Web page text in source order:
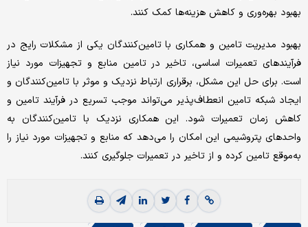
بهبود بهره‌‌‌وری و کاهش هزینه‌‌‌ها کمک کنند.
بهبود مدیریت تامین و همکاری با تامین‌‌‌کنندگان یکی از مشکلات رایج در
فرآیندهای تعمیرات اساسی، تاخیر در تامین منابع و تجهیزات مورد نیاز
است. برای حل این مشکل، برقراری ارتباط نزدیک و موثر با تامین‌‌‌کنندگان و
ایجاد شبکه تامین انعطاف‌‌‌پذیر می‌تواند موجب تسریع در فرآیند تامین و
کاهش زمان تعمیرات شود. این همکاری نزدیک با تامین‌‌‌کنندگان به
واحدهای پتروشیمی این امکان را می‌دهد که منابع و تجهیزات مورد نیاز را
به‌‌‌موقع تامین کرده و از تاخیر در تعمیرات جلوگیری کنند.